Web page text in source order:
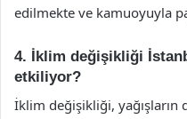
edilmekte ve kamuoyuyla
4. İklim değişikliği
etkiliyor?
İklim değişikliği, yağışların